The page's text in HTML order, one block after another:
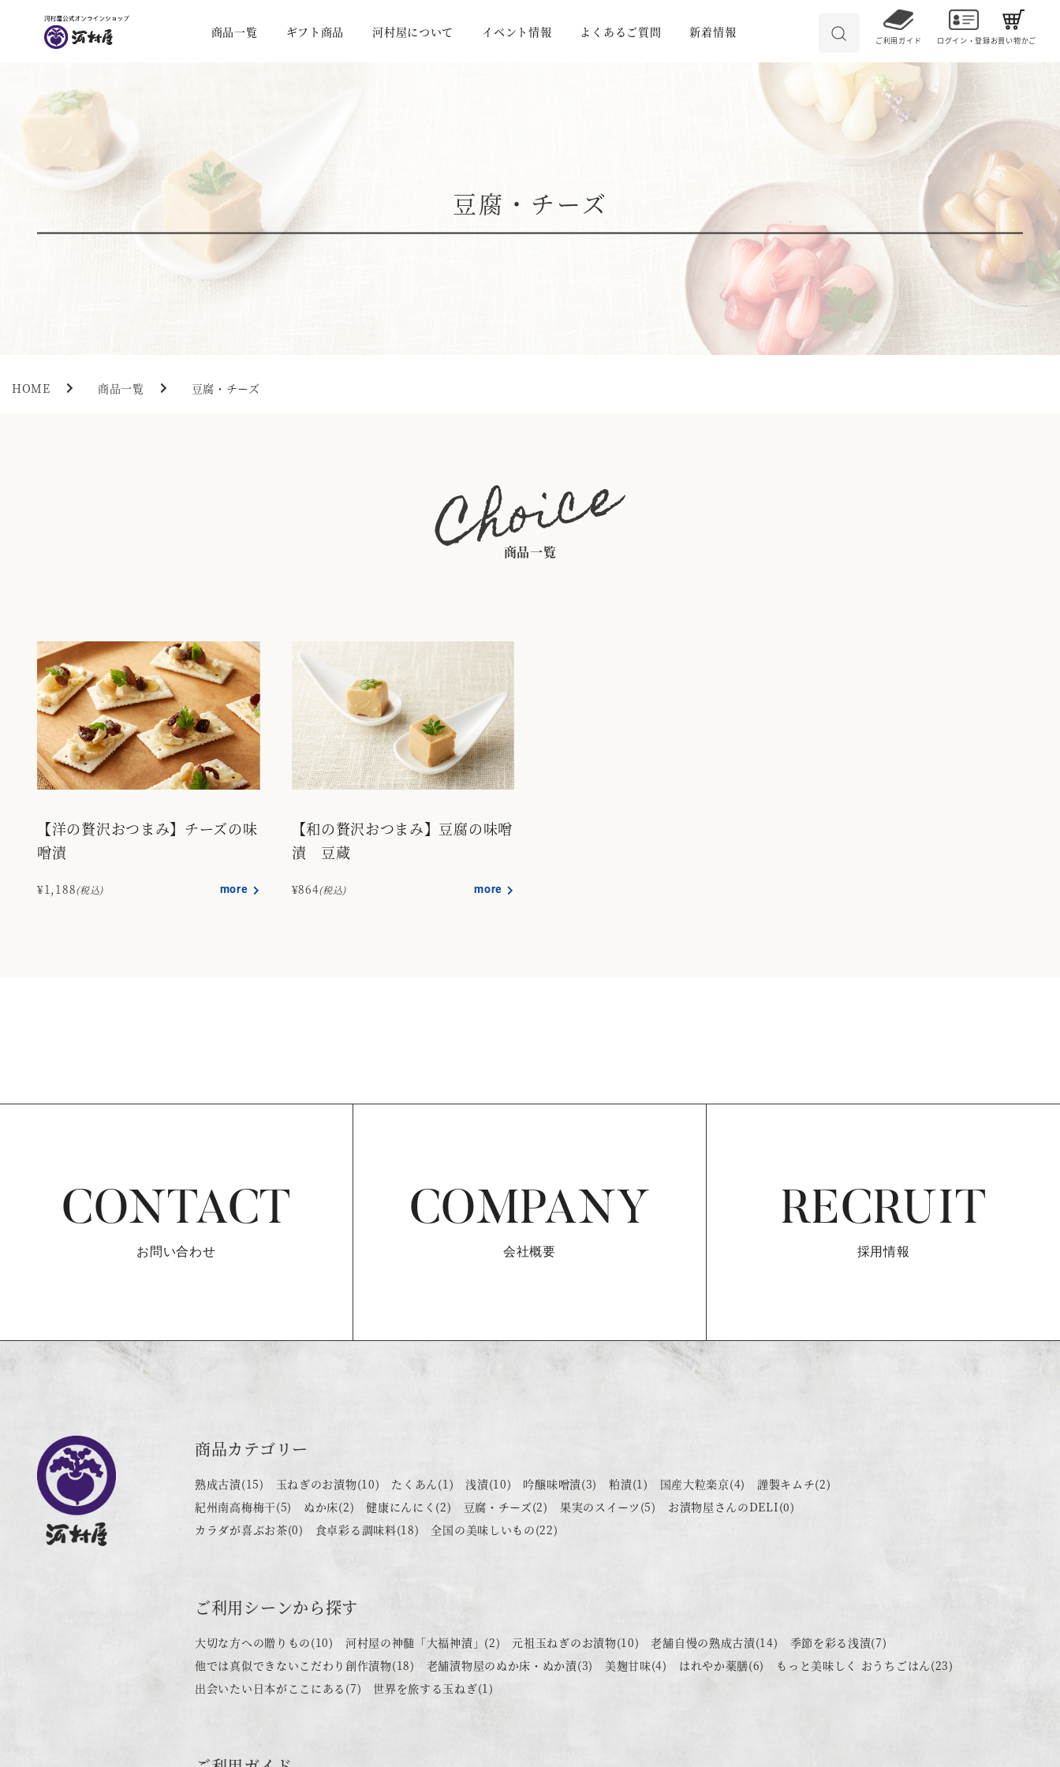
商品一覧 ギフト商品 河村屋について イベント情報 よくあるご質問 新着情報
ご利用ガイド ログイン・登録お買い物かご
豆腐・チーズ
HOME 商品一覧 豆腐・チーズ
Choice
商品一覧
【洋の贅沢おつまみ】チーズの味
噌漬
¥1,188(税込) more
【和の贅沢おつまみ】豆腐の味噌
漬 豆蔵
¥864(税込) more
CONTACT
お問い合わせ
COMPANY
会社概要
RECRUIT
採用情報
商品カテゴリー
熟成古漬(15) 玉ねぎのお漬物(10) たくあん(1) 浅漬(10) 吟醸味噌漬(3) 粕漬(1) 国産大粒楽京(4) 謹製キムチ(2)
紀州南高梅梅干(5) ぬか床(2) 健康にんにく (2) 豆腐・チーズ(2) 果実のスイーツ (5) お漬物屋さんのDELI(0)
カラダが喜ぶお茶(0) 食卓彩る調味料(18) 全国の美味しいもの(22)
ご利用シーンから探す
大切な方への贈りもの(10) 河村屋の神髄「大福神漬」 (2) 元祖玉ねぎのお漬物(10) 老舗自慢の熟成古漬(14) 季節を彩る浅漬(7)
他では真似できないこだわり創作漬物(18) 老舗漬物屋のぬか床・ぬか漬(3) 美麹甘味(4) はれやか薬膳(6) もっと美味しく おうちごはん(23)
出会いたい日本がここにある (7) 世界を旅する玉ねぎ(1)